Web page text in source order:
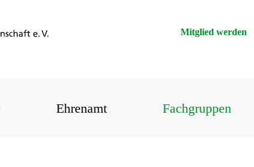
Mitglied werden
Ehrenamt Fachgruppen